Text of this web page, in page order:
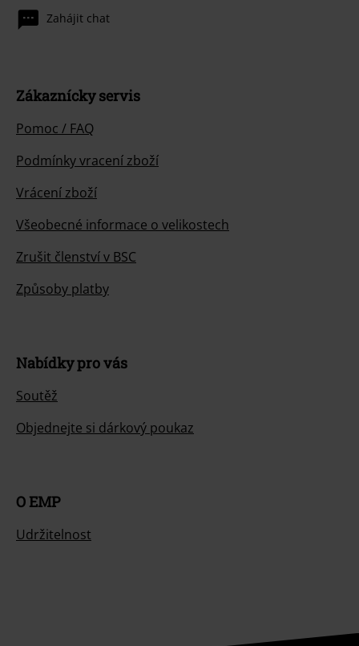
Zahájit chat
Zákaznícky servis
Pomoc / FAQ
Podmínky vracení zboží
Vrácení zboží
Všeobecné informace o velikostech
Zrušit členství v BSC
Způsoby platby
Nabídky pro vás
Soutěž
Objednejte si dárkový poukaz
O EMP
Udržitelnost